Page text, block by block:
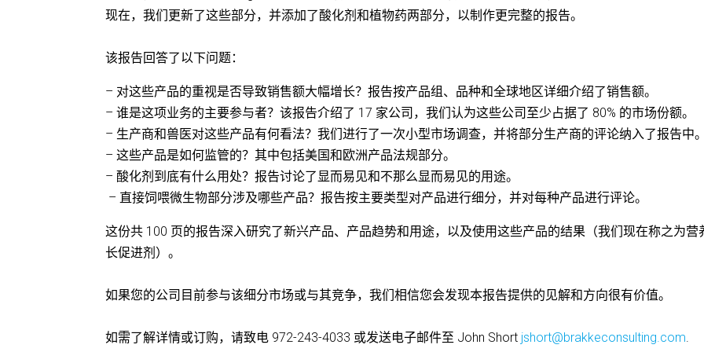
现在，我们更新了这些部分，并添加了酸化剂和植物药两部分，以制作更完整的报告。
该报告回答了以下问题：
– 对这些产品的重视是否导致销售额大幅增长？报告按产品组、品种和全球地区详细介绍了销售额。
– 谁是这项业务的主要参与者？该报告介绍了 17 家公司，我们认为这些公司至少占据了 80% 的市场份额。
– 生产商和兽医对这些产品有何看法？我们进行了一次小型市场调查，并将部分生产商的评论纳入了报告中
– 这些产品是如何监管的？其中包括美国和欧洲产品法规部分。
– 酸化剂到底有什么用处？报告讨论了显而易见和不那么显而易见的用途。
– 直接饲喂微生物部分涉及哪些产品？报告按主要类型对产品进行细分，并对每种产品进行评论。
这份共 100 页的报告深入研究了新兴产品、产品趋势和用途，以及使用这些产品的结果（我们现在称之为营
长促进剂）。
如果您的公司目前参与该细分市场或与其竞争，我们相信您会发现本报告提供的见解和方向很有价值。
如需了解详情或订购，请致电 972-243-4033 或发送电子邮件至 John Short jshort@brakkeconsulting.com.